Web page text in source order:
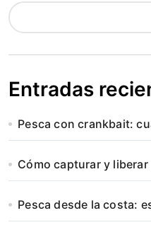
Entradas
Pesca con crankbait:
Cómo capturar y
Pesca desde la costa: